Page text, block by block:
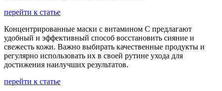
перейти к статье
Концентрированные маски с витамином С предлагают
удобный и эффективный способ восстановить сияние и
свежесть кожи. Важно выбирать качественные продукты и
регулярно использовать их в своей рутине ухода для
достижения наилучших результатов.
перейти к статье